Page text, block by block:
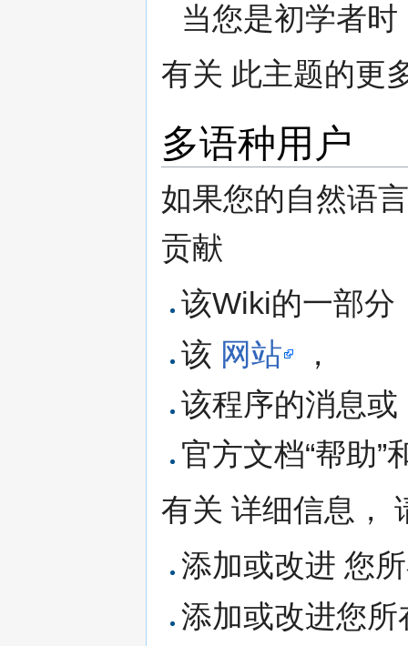
当您是初学者
有关 此主题的更
多语种用户
如果您的自然语
贡献
该Wiki的一部分
该 网站
，
该程序的消息或
官方文档“帮助”
有关 详细信息，
添加或改进 您
添加或改进您